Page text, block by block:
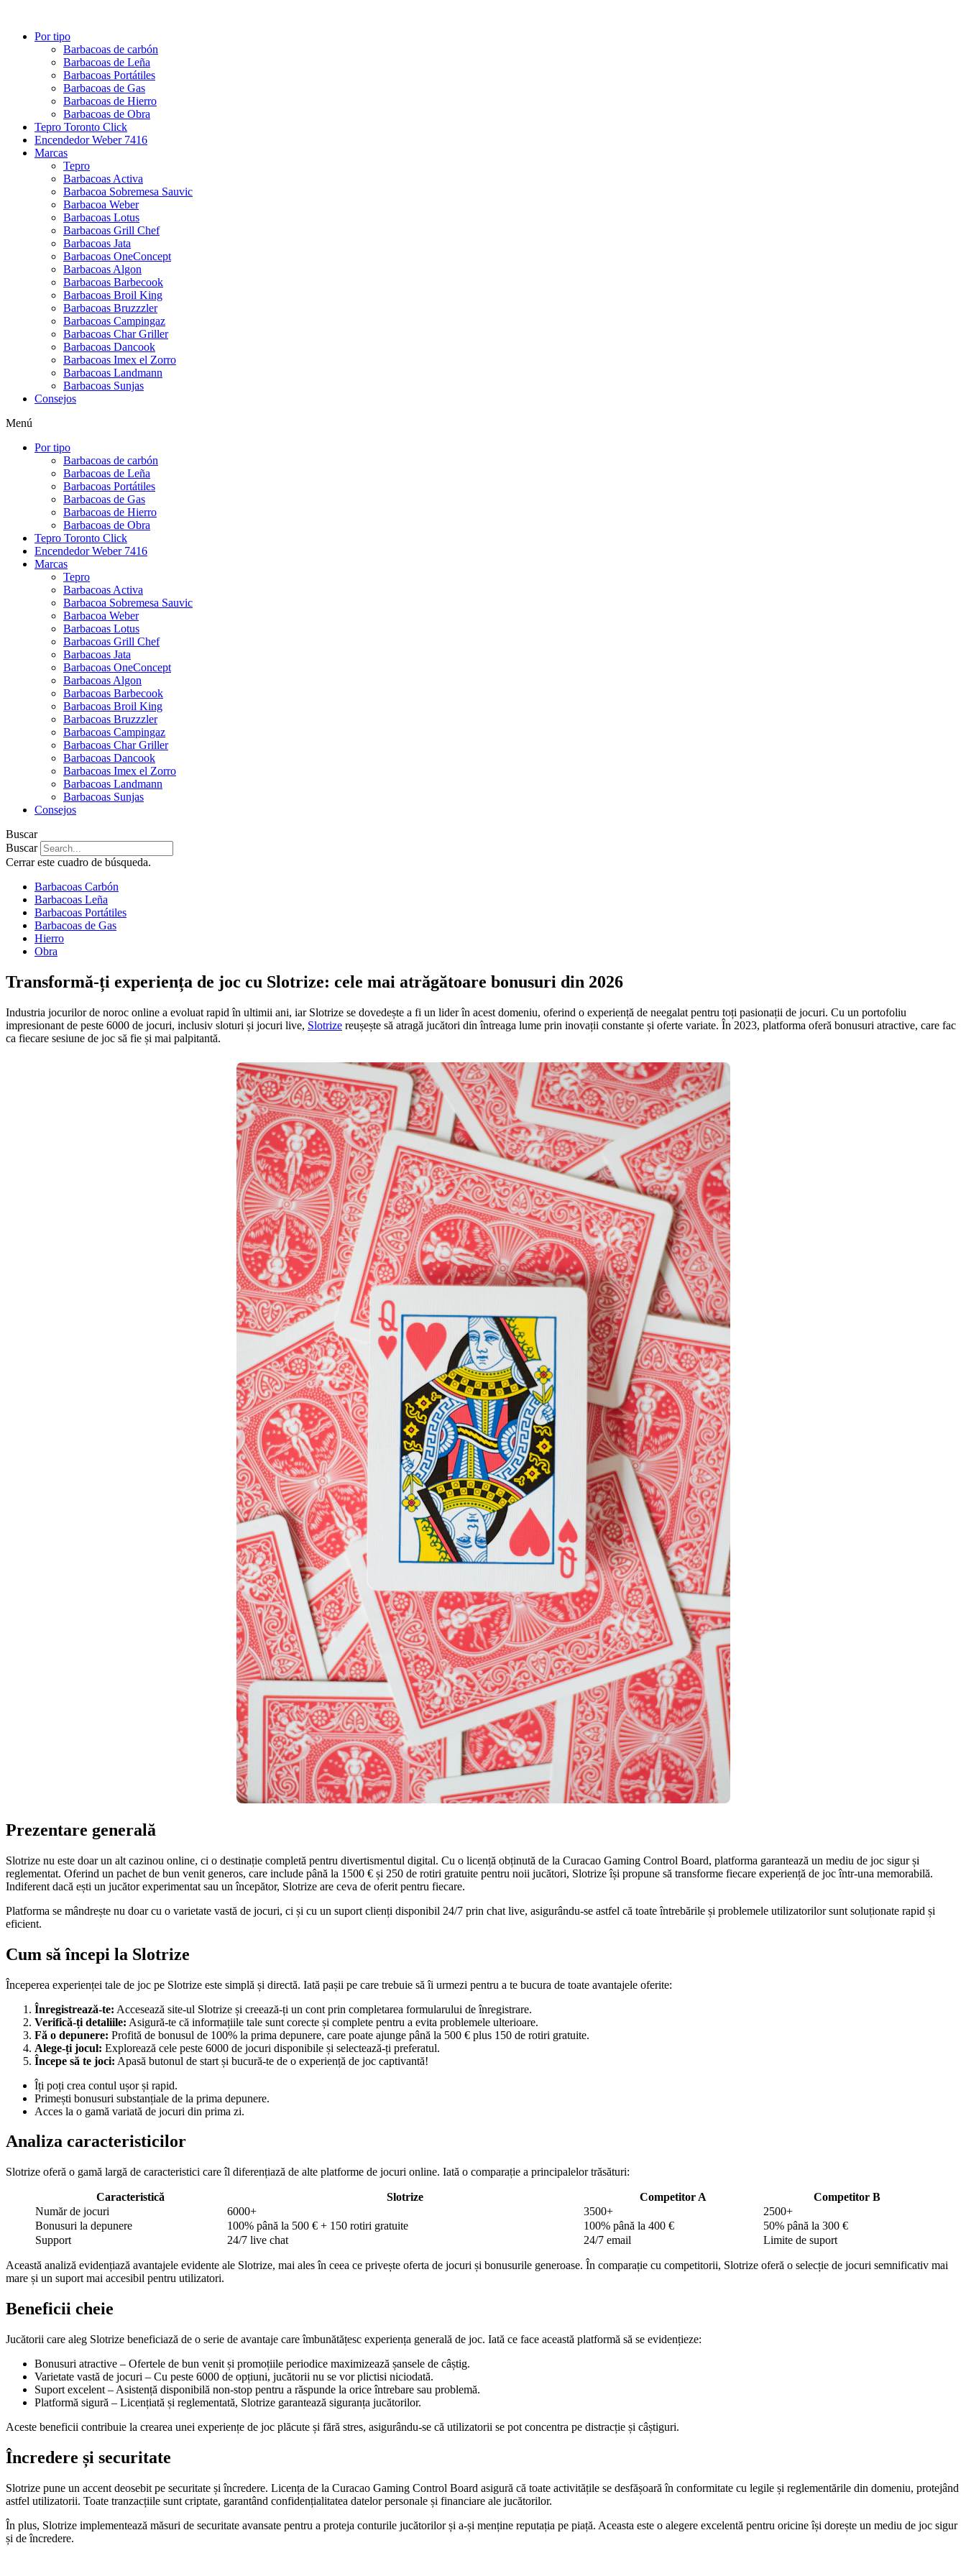
Por tipo
Barbacoas de carbón
Barbacoas de Leña
Barbacoas Portátiles
Barbacoas de Gas
Barbacoas de Hierro
Barbacoas de Obra
Tepro Toronto Click
Encendedor Weber 7416
Marcas
Tepro
Barbacoas Activa
Barbacoa Sobremesa Sauvic
Barbacoa Weber
Barbacoas Lotus
Barbacoas Grill Chef
Barbacoas Jata
Barbacoas OneConcept
Barbacoas Algon
Barbacoas Barbecook
Barbacoas Broil King
Barbacoas Bruzzzler
Barbacoas Campingaz
Barbacoas Char Griller
Barbacoas Dancook
Barbacoas Imex el Zorro
Barbacoas Landmann
Barbacoas Sunjas
Consejos
Menú
Por tipo
Barbacoas de carbón
Barbacoas de Leña
Barbacoas Portátiles
Barbacoas de Gas
Barbacoas de Hierro
Barbacoas de Obra
Tepro Toronto Click
Encendedor Weber 7416
Marcas
Tepro
Barbacoas Activa
Barbacoa Sobremesa Sauvic
Barbacoa Weber
Barbacoas Lotus
Barbacoas Grill Chef
Barbacoas Jata
Barbacoas OneConcept
Barbacoas Algon
Barbacoas Barbecook
Barbacoas Broil King
Barbacoas Bruzzzler
Barbacoas Campingaz
Barbacoas Char Griller
Barbacoas Dancook
Barbacoas Imex el Zorro
Barbacoas Landmann
Barbacoas Sunjas
Consejos
Buscar
Buscar
Cerrar este cuadro de búsqueda.
Barbacoas Carbón
Barbacoas Leña
Barbacoas Portátiles
Barbacoas de Gas
Hierro
Obra
Transformă-ți experiența de joc cu Slotrize: cele mai atrăgătoare bonusuri din 2026
Industria jocurilor de noroc online a evoluat rapid în ultimii ani, iar Slotrize se dovedește a fi un lider în acest domeniu, oferind o experiență de neegalat pentru toți pasionații de jocuri. Cu un portofoliu
impresionant de peste 6000 de jocuri, inclusiv sloturi și jocuri live, Slotrize reușește să atragă jucători din întreaga lume prin inovații constante și oferte variate. În 2023, platforma oferă bonusuri atractive, care fac
ca fiecare sesiune de joc să fie și mai palpitantă.
Prezentare generală
Slotrize nu este doar un alt cazinou online, ci o destinație completă pentru divertismentul digital. Cu o licență obținută de la Curacao Gaming Control Board, platforma garantează un mediu de joc sigur și
reglementat. Oferind un pachet de bun venit generos, care include până la 1500 € și 250 de rotiri gratuite pentru noii jucători, Slotrize își propune să transforme fiecare experiență de joc într-una memorabilă.
Indiferent dacă ești un jucător experimentat sau un începător, Slotrize are ceva de oferit pentru fiecare.
Platforma se mândrește nu doar cu o varietate vastă de jocuri, ci și cu un suport clienți disponibil 24/7 prin chat live, asigurându-se astfel că toate întrebările și problemele utilizatorilor sunt soluționate rapid și
eficient.
Cum să începi la Slotrize
Începerea experienței tale de joc pe Slotrize este simplă și directă. Iată pașii pe care trebuie să îi urmezi pentru a te bucura de toate avantajele oferite:
Înregistrează-te: Accesează site-ul Slotrize și creează-ți un cont prin completarea formularului de înregistrare.
Verifică-ți detaliile: Asigură-te că informațiile tale sunt corecte și complete pentru a evita problemele ulterioare.
Fă o depunere: Profită de bonusul de 100% la prima depunere, care poate ajunge până la 500 € plus 150 de rotiri gratuite.
Alege-ți jocul: Explorează cele peste 6000 de jocuri disponibile și selectează-ți preferatul.
Începe să te joci: Apasă butonul de start și bucură-te de o experiență de joc captivantă!
Îți poți crea contul ușor și rapid.
Primești bonusuri substanțiale de la prima depunere.
Acces la o gamă variată de jocuri din prima zi.
Analiza caracteristicilor
Slotrize oferă o gamă largă de caracteristici care îl diferențiază de alte platforme de jocuri online. Iată o comparație a principalelor trăsături:
Caracteristică Slotrize Competitor A
Competitor B
Număr de jocuri
6000+ 3500+
2500+
Bonusuri la depunere
100% până la 500 € + 150 rotiri gratuite 100% până la 400 €
50% până la 300 €
Support
24/7 live chat 24/7 email Limite de suport
Această analiză evidențiază avantajele evidente ale Slotrize, mai ales în ceea ce privește oferta de jocuri și bonusurile generoase. În comparație cu competitorii, Slotrize oferă o selecție de jocuri semnificativ mai
mare și un suport mai accesibil pentru utilizatori.
Beneficii cheie
Jucătorii care aleg Slotrize beneficiază de o serie de avantaje care îmbunătățesc experiența generală de joc. Iată ce face această platformă să se evidențieze:
Bonusuri atractive – Ofertele de bun venit și promoțiile periodice maximizează șansele de câștig.
Varietate vastă de jocuri – Cu peste 6000 de opțiuni, jucătorii nu se vor plictisi niciodată.
Suport excelent – Asistență disponibilă non-stop pentru a răspunde la orice întrebare sau problemă.
Platformă sigură – Licențiată și reglementată, Slotrize garantează siguranța jucătorilor.
Aceste beneficii contribuie la crearea unei experiențe de joc plăcute și fără stres, asigurându-se că utilizatorii se pot concentra pe distracție și câștiguri.
Încredere și securitate
Slotrize pune un accent deosebit pe securitate și încredere. Licența de la Curacao Gaming Control Board asigură că toate activitățile se desfășoară în conformitate cu legile și reglementările din domeniu, protejând
astfel utilizatorii. Toate tranzacțiile sunt criptate, garantând confidențialitatea datelor personale și financiare ale jucătorilor.
În plus, Slotrize implementează măsuri de securitate avansate pentru a proteja conturile jucătorilor și a-și menține reputația pe piață. Aceasta este o alegere excelentă pentru oricine își dorește un mediu de joc sigur
și de încredere.